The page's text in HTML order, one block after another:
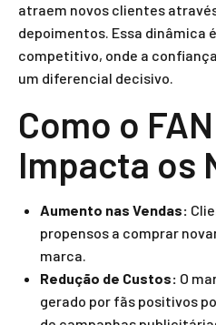
atraem novos clientes
depoimentos. Essa dinâmica
competitivo, onde a
um diferencial decisivo.
Como o
Impacta os
Aumento nas Vendas:
propensos a comprar
marca.
Redução de Custos: O
gerado por fãs positivos